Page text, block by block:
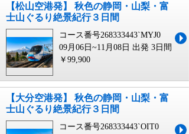
【松山空港発】 秋色の静岡・山梨・富
士山ぐるり絶景紀行３日間
コース番号268333443`MYJ0
09月06日~11月08日 出発 3日間
￥99,900
【大分空港発】 秋色の静岡・山梨・富
士山ぐるり絶景紀行３日間
コース番号268333443`OIT0